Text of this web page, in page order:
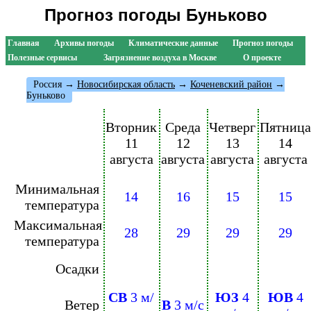
Прогноз погоды Буньково
Главная Архивы погоды Климатические данные
Прогноз погоды
Полезные сервисы
Загрязнение воздуха в Москве О проекте
Россия → Новосибирская область → Коченевский район →
Буньково
Вторник
11
августа
Среда
12
августа
Четверг
13
августа
Пятница
14
августа
Минимальная
температура
14 16 15
15
Максимальная
температура
28 29 29 29
Осадки
Ветер СВ 3 м/ В 3 м/с ЮЗ 4
ЮВ4